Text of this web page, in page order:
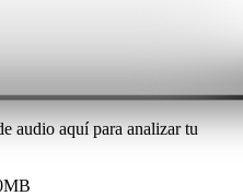
audio aquí para analizar tu